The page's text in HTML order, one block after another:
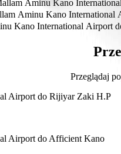
dojazdu z Mallam Aminu
Aminu Kano
od Mallam Aminu Kano
Aminu Kano International
Airport do Omega
Kano International Airport
International Airport do
Przeglądaj
Airport do Rijiyar Zaki H.P
Airport do Afficient Kano